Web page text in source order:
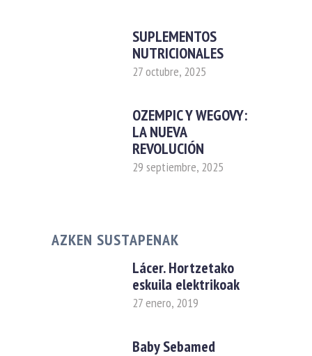
SUPLEMENTOS
NUTRICIONALES
27 octubre, 2025
OZEMPIC Y WEGOVY:
LA NUEVA
REVOLUCIÓN
29 septiembre, 2025
AZKEN SUSTAPENAK
Lácer. Hortzetako
eskuila elektrikoak
27 enero, 2019
Baby Sebamed